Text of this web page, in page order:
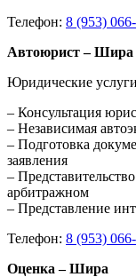
Телефон: 8 (953)
Автоюрист – Шира
Юридические
– Консультация
– Независимая
– Подготовка
заявления
–
арбитражном
– Представление
Телефон: 8 (953)
Оценка – Шира